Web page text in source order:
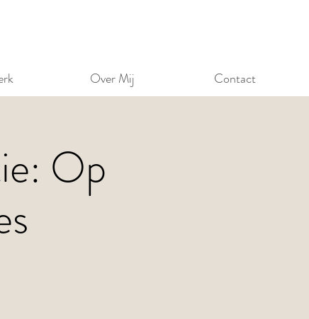
Over Mij Contact
Op